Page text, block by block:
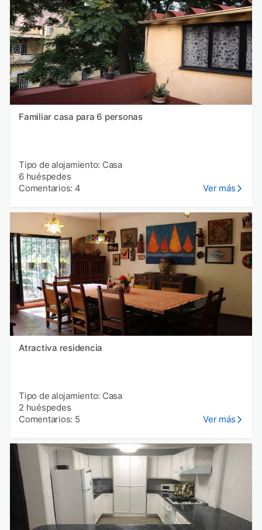
Familiar casa para 6 personas
Tipo de alojamiento: Casa
6 huéspedes
Comentarios: 4
Ver más
Atractiva residencia
Tipo de alojamiento: Casa
2 huéspedes
Comentarios: 5
Ver más